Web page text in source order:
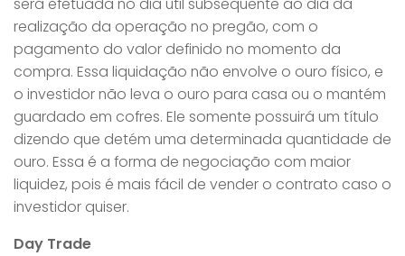
será efetuada no dia útil subsequente ao dia da
realização da operação no pregão, com o
pagamento do valor definido no momento da
compra. Essa liquidação não envolve o ouro físico, e
o investidor não leva o ouro para casa ou o mantém
guardado em cofres. Ele somente possuirá um título
dizendo que detém uma determinada quantidade de
ouro. Essa é a forma de negociação com maior
liquidez, pois é mais fácil de vender o contrato caso o
investidor quiser.
Day Trade